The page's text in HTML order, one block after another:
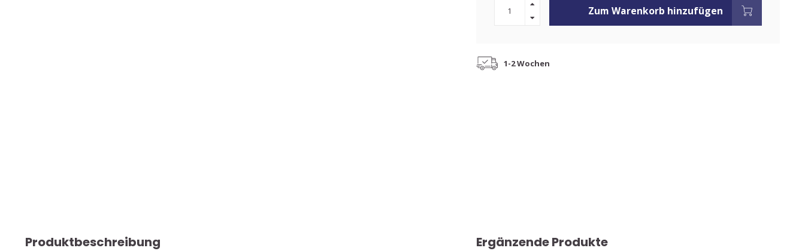
Zum Warenkorb hinzufügen
1-2 Wochen
Produktbeschreibung Ergänzende Produkte